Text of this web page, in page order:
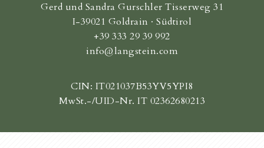
Gerd und Sandra Gurschler Tisserweg 31
I-39021 Goldrain · Südtirol
+39 333 29 39 992
info@langstein.com
CIN: IT021037B53YV5YPI8
MwSt.-/UID-Nr. IT 02362680213